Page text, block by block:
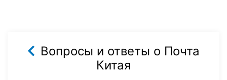
Вопросы и ответы о Почта
Китая